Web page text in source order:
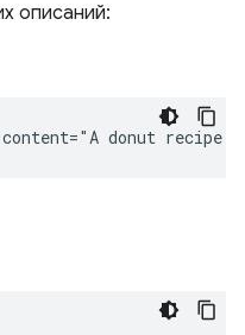
описаний:
donut